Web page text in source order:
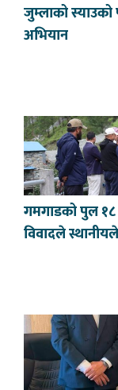
जुम्लाको स्याउको
अभियान
गमगाडको पुल १८
विवादले